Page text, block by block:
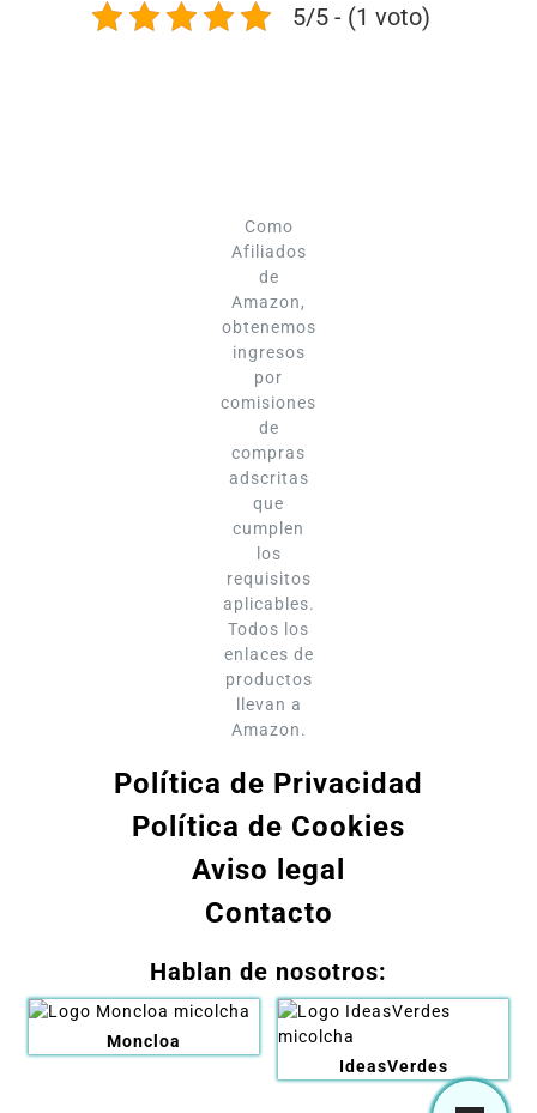
5/5 - (1 voto)
Como
Afiliados
de
Amazon,
obtenemos
ingresos
por
comisiones
de
compras
adscritas
que
cumplen
los
requisitos
aplicables.
Todos los
enlaces de
productos
llevan a
Amazon.
Política de Privacidad
Política de Cookies
Aviso legal
Contacto
Hablan de nosotros:
Moncloa
IdeasVerdes